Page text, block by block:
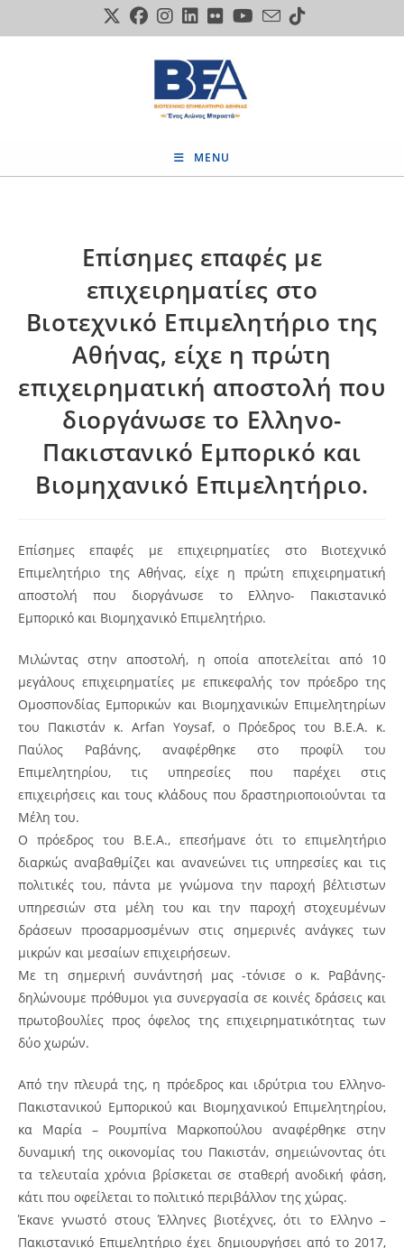
to
MENU
Επίσημες επαφές με
επιχειρηματίες στο
Βιοτεχνικό Επιμελητήριο της
Αθήνας, είχε η πρώτη
επιχειρηματική αποστολή που
διοργάνωσε το Ελληνο-
Πακιστανικό Εμπορικό και
Βιομηχανικό Επιμελητήριο.
Επίσημες επαφές με επιχειρηματίες στο Βιοτεχνικό
Επιμελητήριο της Αθήνας, είχε η πρώτη επιχειρηματική
αποστολή που διοργάνωσε το Ελληνο- Πακιστανικό
Εμπορικό και Βιομηχανικό Επιμελητήριο.
Μιλώντας στην αποστολή, η οποία αποτελείται από 10
μεγάλους επιχειρηματίες με επικεφαλής τον πρόεδρο της
Ομοσπονδίας Εμπορικών και Βιομηχανικών Επιμελητηρίων
του Πακιστάν κ. Arfan Yoysaf, ο Πρόεδρος του Β.Ε.Α. κ.
Παύλος Ραβάνης, αναφέρθηκε στο προφίλ του
Επιμελητηρίου, τις υπηρεσίες που παρέχει στις
επιχειρήσεις και τους κλάδους που δραστηριοποιούνται τα
Μέλη του.
Ο πρόεδρος του Β.Ε.Α., επεσήμανε ότι το επιμελητήριο
διαρκώς αναβαθμίζει και ανανεώνει τις υπηρεσίες και τις
πολιτικές του, πάντα με γνώμονα την παροχή βέλτιστων
υπηρεσιών στα μέλη του και την παροχή στοχευμένων
δράσεων προσαρμοσμένων στις σημερινές ανάγκες των
μικρών και μεσαίων επιχειρήσεων.
Με τη σημερινή συνάντησή μας -τόνισε ο κ. Ραβάνης-
δηλώνουμε πρόθυμοι για συνεργασία σε κοινές δράσεις και
πρωτοβουλίες προς όφελος της επιχειρηματικότητας των
δύο χωρών.
Από την πλευρά της, η πρόεδρος και ιδρύτρια του Ελληνο-
Πακιστανικού Εμπορικού και Βιομηχανικού Επιμελητηρίου,
κα Μαρία – Ρουμπίνα Μαρκοπούλου αναφέρθηκε στην
δυναμική της οικονομίας του Πακιστάν, σημειώνοντας ότι
τα τελευταία χρόνια βρίσκεται σε σταθερή ανοδική φάση,
κάτι που οφείλεται το πολιτικό περιβάλλον της χώρας.
Έκανε γνωστό στους Έλληνες βιοτέχνες, ότι το Ελληνο –
Πακιστανικό Επιμελητήριο έχει δημιουργήσει από το 2017,